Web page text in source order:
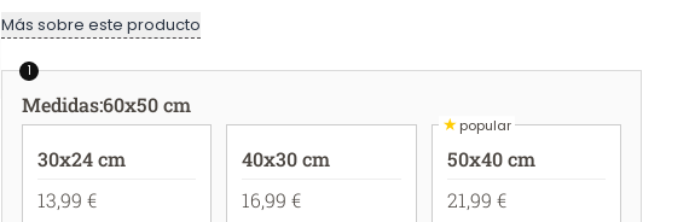
Más sobre este producto
1
Medidas:60x50 cm
30x24 cm
13,99 €
40x30 cm
16,99 €
★popular
50x40 cm
21,99 €